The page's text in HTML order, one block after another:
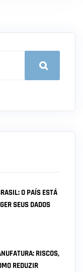
O PAÍS ESTÁ
SEUS DADOS
RISCOS,
REDUZIR